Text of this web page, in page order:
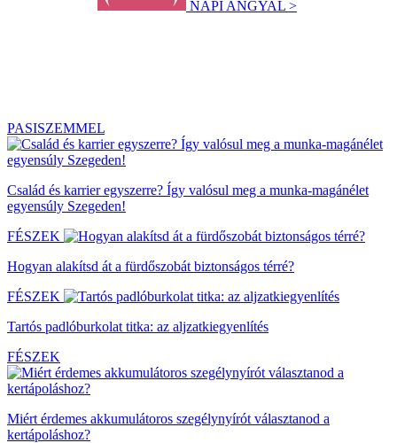
NAPI ANGYAL >
PASISZEMMEL
Család és karrier egyszerre? Így valósul meg a munka-magánélet
egyensúly Szegeden!
FÉSZEK
Hogyan alakítsd át a fürdőszobát biztonságos térré?
FÉSZEK
Tartós padlóburkolat titka: az aljzatkiegyenlítés
FÉSZEK
Miért érdemes akkumulátoros szegélynyírót választanod a
kertápoláshoz?